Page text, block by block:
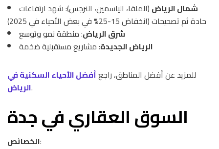
شمال الرياض (الملقا، الياسمين، النرجس): شهد ارتفاعات
حادة ثم تصحيحات (انخفاض 15-25% في بعض الأحياء في 2025)
شرق الرياض: منطقة نمو وتوسع
الرياض الجديدة: مشاريع مستقبلية ضخمة
للمزيد عن أفضل المناطق، راجعأفضل الأحياء السكنية في
الرياض.
السوق العقاري في جدة
الخصائص: